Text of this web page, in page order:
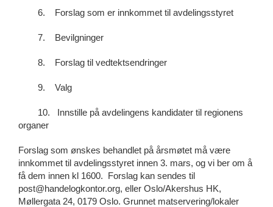
6. Forslag som er innkommet til avdelingsstyret
7. Bevilgninger
8. Forslag til vedtektsendringer
9. Valg
10. Innstille på avdelingens kandidater til regionens
organer
Forslag som ønskes behandlet på årsmøtet må være
innkommet til avdelingsstyret innen 3. mars, og vi ber om å
få dem innen kl 1600. Forslag kan sendes til
post@handelogkontor.org, eller Oslo/Akershus HK,
Møllergata 24, 0179 Oslo. Grunnet matservering/lokaler